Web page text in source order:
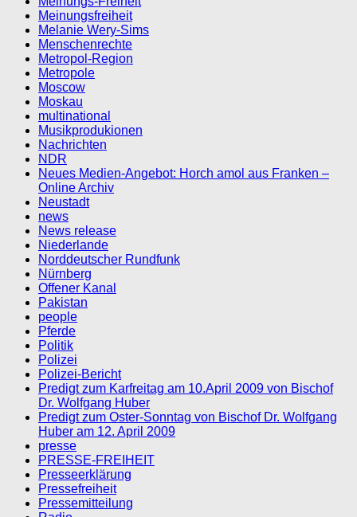
Meinungsfreiheit
Melanie Wery-Sims
Menschenrechte
Metropol-Region
Metropole
Moscow
Moskau
multinational
Musikprodukionen
Nachrichten
NDR
Neues Medien-Angebot: Horch amol aus Franken –
Online Archiv
Neustadt
news
News release
Niederlande
Norddeutscher Rundfunk
Nürnberg
Offener Kanal
Pakistan
people
Pferde
Politik
Polizei
Polizei-Bericht
Predigt zum Karfreitag am 10.April 2009 von Bischof
Dr. Wolfgang Huber
Predigt zum Oster-Sonntag von Bischof Dr. Wolfgang
Huber am 12. April 2009
presse
PRESSE-FREIHEIT
Presseerklärung
Pressefreiheit
Pressemitteilung